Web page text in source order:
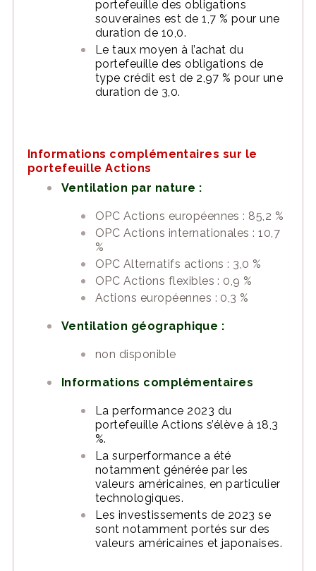
portefeuille des obligations
souveraines est de 1,7 % pour une
duration de 10,0.
Le taux moyen à l’achat du
portefeuille des obligations de
type crédit est de 2,97 % pour une
duration de 3,0.
Informations complémentaires sur le
portefeuille Actions
Ventilation par nature :
OPC Actions européennes : 85,2 %
OPC Actions internationales : 10,7
%
OPC Alternatifs actions : 3,0 %
OPC Actions flexibles : 0,9 %
Actions européennes : 0,3 %
Ventilation géographique :
non disponible
Informations complémentaires
La performance 2023 du
portefeuille Actions s’élève à 18,3
%.
La surperformance a été
notamment générée par les
valeurs américaines, en particulier
technologiques.
Les investissements de 2023 se
sont notamment portés sur des
valeurs américaines et japonaises.